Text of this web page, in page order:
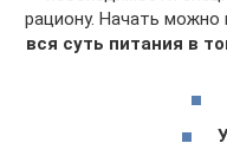
рациону. Начать
вся суть питания в